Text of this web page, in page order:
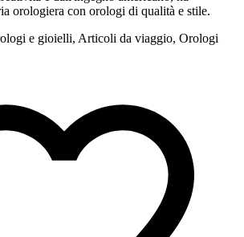
orologiera con orologi di qualità e stile.
e gioielli, Articoli da viaggio, Orologi